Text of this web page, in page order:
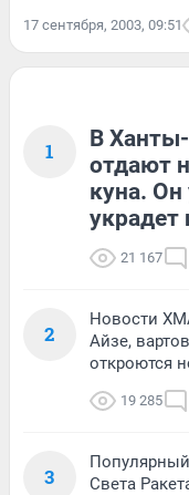
17 сентября, 2003, 09:51
1
В
отдают
куна.
украдет
21 167
2
Новости
Айзе,
откроются
19 285
3
Света